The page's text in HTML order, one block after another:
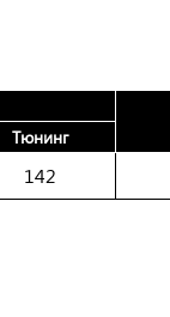
Тюнинг
142